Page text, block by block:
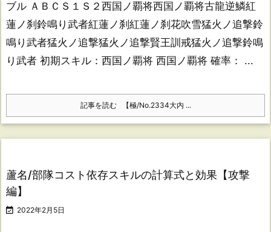
ブル ＡＢＣＳ１Ｓ２西国ノ覇将西国ノ覇将古龍逆鱗紅
蓮ノ刹鈴鳴り武者紅蓮ノ刹紅蓮ノ刹花吹雪猛火ノ追撃鈴
鳴り武者猛火ノ追撃猛火ノ追撃賢王訓戒猛火ノ追撃鈴鳴
り武者 初期スキル：西国ノ覇将 西国ノ覇将 確率： ...
記事を読む 【極/No.2334大内 ...
蘆名/部隊コスト依存スキルの計算式と効果【攻撃
編】
 2022年2月5日